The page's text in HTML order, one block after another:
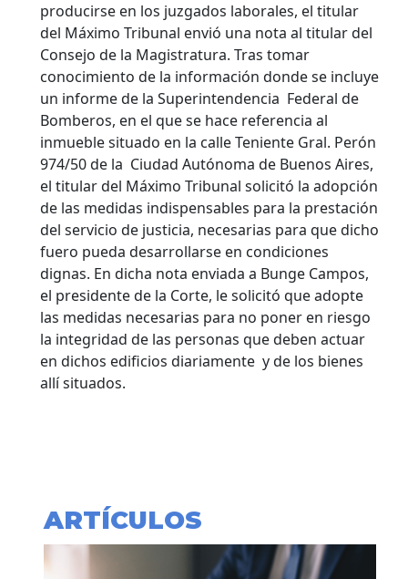
producirse en los juzgados laborales, el titular
del Máximo Tribunal envió una nota al titular del
Consejo de la Magistratura. Tras tomar
conocimiento de la información donde se incluye
un informe de la Superintendencia Federal de
Bomberos, en el que se hace referencia al
inmueble situado en la calle Teniente Gral. Perón
974/50 de la Ciudad Autónoma de Buenos Aires,
el titular del Máximo Tribunal solicitó la adopción
de las medidas indispensables para la prestación
del servicio de justicia, necesarias para que dicho
fuero pueda desarrollarse en condiciones
dignas. En dicha nota enviada a Bunge Campos,
el presidente de la Corte, le solicitó que adopte
las medidas necesarias para no poner en riesgo
la integridad de las personas que deben actuar
en dichos edificios diariamente y de los bienes
allí situados.
ARTÍCULOS